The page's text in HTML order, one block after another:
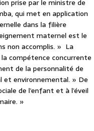
prise par le ministre de
qui met en application
dans la filière
maternel est le
non accomplis. » La
compétence concurrente
de la personnalité de
et environnemental. » De
de l’enfant et à l’éveil
»